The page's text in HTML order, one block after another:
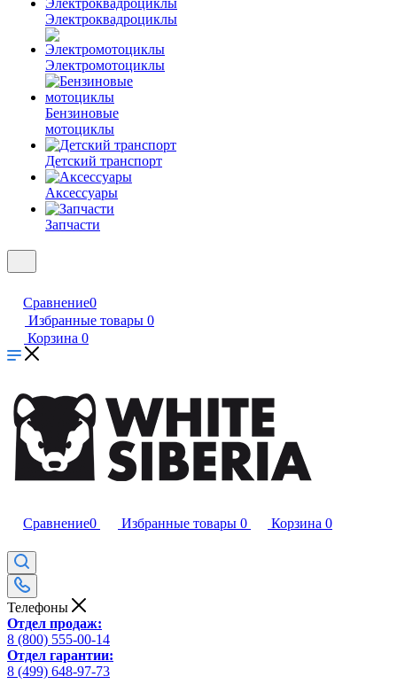
Электроквадроциклы
Электромотоциклы
Бензиновые
мотоциклы
Детский транспорт
Аксессуары
Запчасти
Сравнение0
Избранные товары 0
Корзина 0
Сравнение0 Избранные товары 0 Корзина 0
Телефоны
Отдел продаж:
8 (800) 555-00-14
Отдел гарантии:
8 (499) 648-97-73